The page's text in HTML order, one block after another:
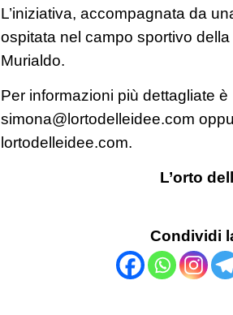
L’iniziativa, accompagnata da
ospitata nel campo sportivo
Murialdo.
Per informazioni più dettagliate
simona@lortodelleidee.com
lortodelleidee.com.
L’orto
Condividi